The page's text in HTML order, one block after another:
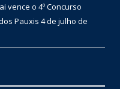
vence o 4º Concurso
Pauxis 4 de julho de